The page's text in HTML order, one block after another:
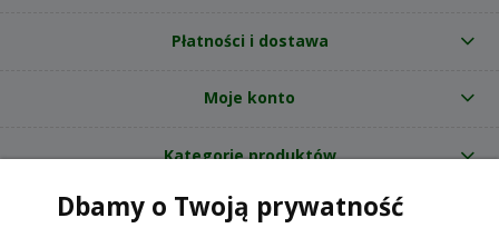
Płatności i dostawa
Moje konto
Kategorie produktów
O nas
Dbamy o Twoją prywatność